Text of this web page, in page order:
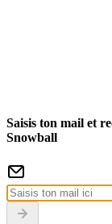
Saisis ton mail et
Snowball